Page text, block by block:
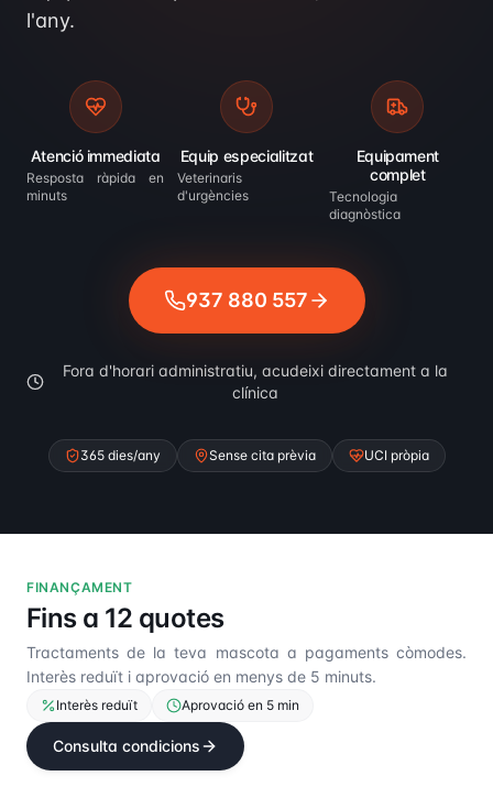
l'any.
Atenció immediata
Resposta ràpida en
minuts
Equip especialitzat
Veterinaris
d'urgències
Equipament
complet
Tecnologia
diagnòstica
937 880 557
Fora d'horari administratiu, acudeixi directament a la
clínica
365 dies/any Sense cita prèvia UCI pròpia
FINANÇAMENT
Fins a 12 quotes
Tractaments de la teva mascota a pagaments còmodes.
Interès reduït i aprovació en menys de 5 minuts.
Interès reduït Aprovació en 5 min
Consulta condicions